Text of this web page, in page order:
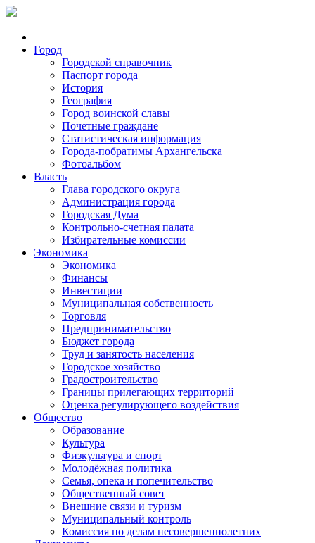
Город
Городской справочник
Паспорт города
История
География
Город воинской славы
Почетные граждане
Статистическая информация
Города-побратимы Архангельска
Фотоальбом
Власть
Глава городского округа
Администрация города
Городская Дума
Контрольно-счетная палата
Избирательные комиссии
Экономика
Экономика
Финансы
Инвестиции
Муниципальная собственность
Торговля
Предпринимательство
Бюджет города
Труд и занятость населения
Городское хозяйство
Градостроительство
Границы прилегающих территорий
Оценка регулирующего воздействия
Общество
Образование
Культура
Физкультура и спорт
Молодёжная политика
Семья, опека и попечительство
Общественный совет
Внешние связи и туризм
Муниципальный контроль
Комиссия по делам несовершеннолетних